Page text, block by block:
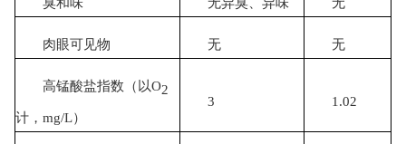
肉眼可见物 无 无
高锰酸盐指数 （以O2
计， mg/L）
3 1.02